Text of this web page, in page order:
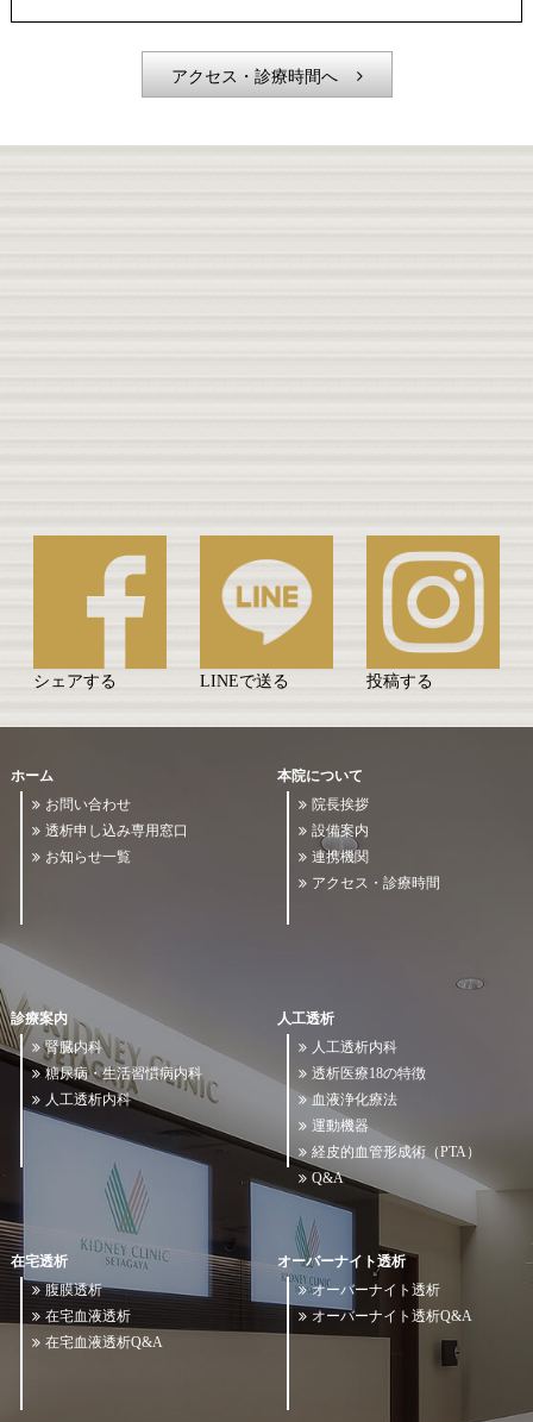
アクセス・診療時間へ
シェアする LINEで送る 投稿する
ホーム
お問い合わせ
透析申し込み専用窓口
お知らせ一覧
本院について
院長挨拶
設備案内
連携機関
アクセス・診療時間
診療案内
腎臓内科
糖尿病・生活習慣病内科
人工透析内科
人工透析
人工透析内科
透析医療18の特徴
血液浄化療法
運動機器
経皮的血管形成術（PTA）
Q&A
在宅透析
腹膜透析
在宅血液透析
在宅血液透析Q&A
オーバーナイト透析
オーバーナイト透析
オーバーナイト透析Q&A